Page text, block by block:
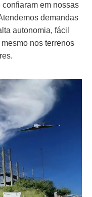
em nossas
demandas
autonomia, fácil
nos terrenos